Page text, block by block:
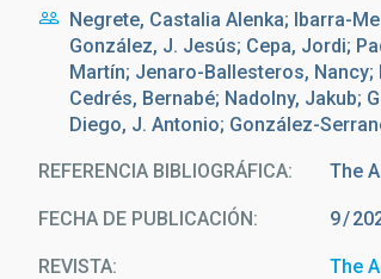
navegación
Negrete, Castalia Alenka; Ibarra-
González, J. Jesús; Cepa, Jordi;
Martín; Jenaro-Ballesteros,
Cedrés, Bernabé; Nadolny, Jakub;
Diego, J. Antonio; González-
REFERENCIA BIBLIOGRÁFICA The
FECHA DE PUBLICACIÓN: 9
REVISTA The